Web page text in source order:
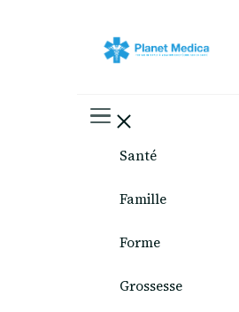
Santé
Famille
Forme
Grossesse